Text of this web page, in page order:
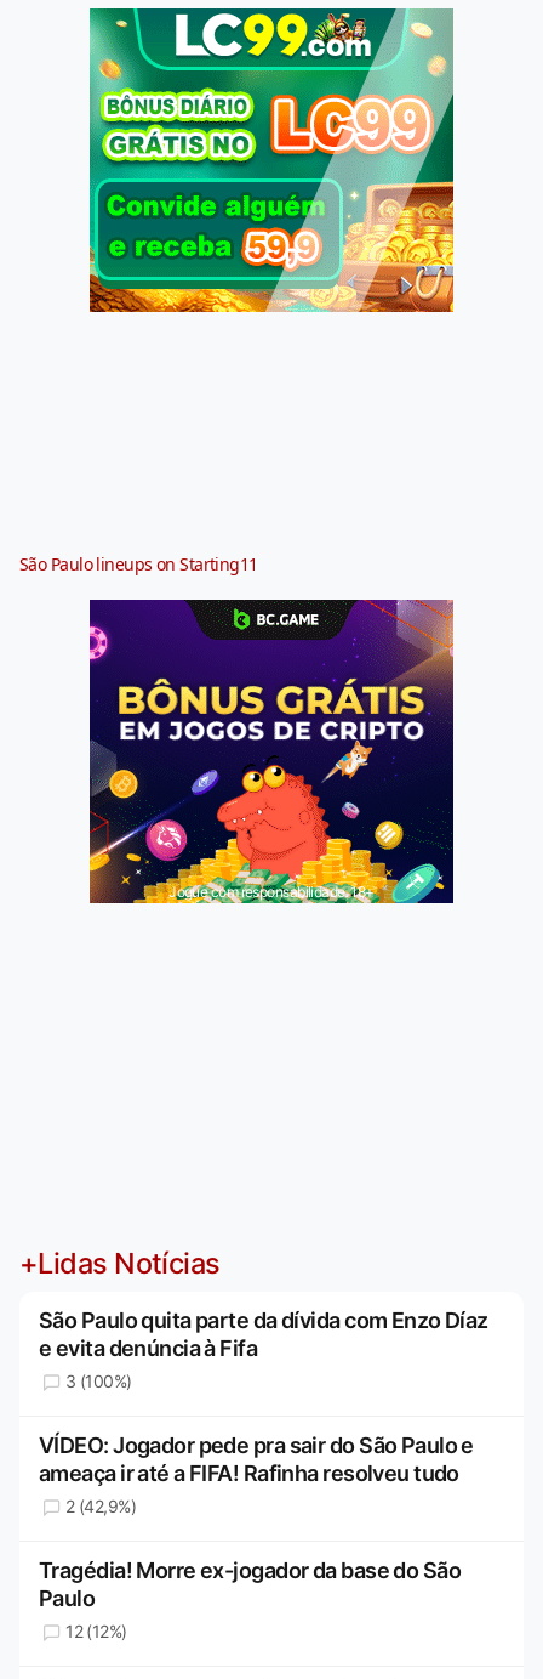
São Paulo lineups on Starting11
Jogue com responsabilidade. 18+
+Lidas Notícias
São Paulo quita parte da dívida com Enzo Díaz
e evita denúncia à Fifa
3 (100%)
VÍDEO: Jogador pede pra sair do São Paulo e
ameaça ir até a FIFA! Rafinha resolveu tudo
2 (42,9%)
Tragédia! Morre ex-jogador da base do São
Paulo
12 (12%)